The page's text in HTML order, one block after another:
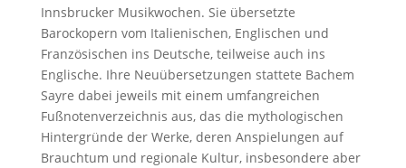
Innsbrucker Musikwochen. Sie übersetzte
Barockopern vom Italienischen, Englischen und
Französischen ins Deutsche, teilweise auch ins
Englische. Ihre Neuübersetzungen stattete Bachem
Sayre dabei jeweils mit einem umfangreichen
Fußnotenverzeichnis aus, das die mythologischen
Hintergründe der Werke, deren Anspielungen auf
Brauchtum und regionale Kultur, insbesondere aber